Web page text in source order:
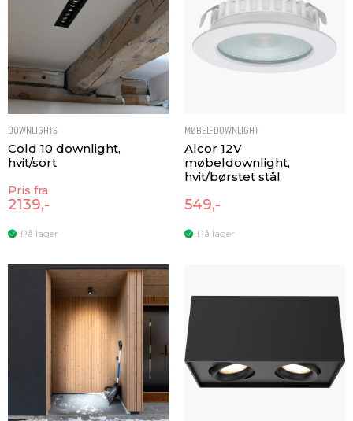
DOWNLIGHTS
Cold 10 downlight,
hvit/sort
Pris fra
2139,-
På lager
MØBEL-DOWNLIGHT
Alcor 12V
møbeldownlight,
hvit/børstet stål
549,-
På lager